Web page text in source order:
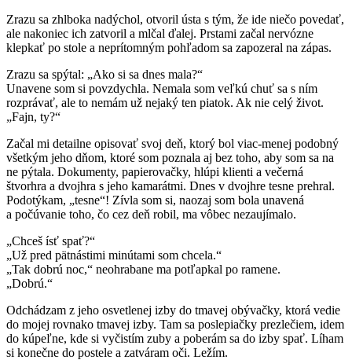
Zrazu sa zhlboka nadýchol, otvoril ústa s tým, že ide niečo povedať,
ale nakoniec ich zatvoril a mlčal ďalej. Prstami začal nervózne
klepkať po stole a neprítomným pohľadom sa zapozeral na zápas.
Zrazu sa spýtal: „Ako si sa dnes mala?“
Unavene som si povzdychla. Nemala som veľkú chuť sa s ním
rozprávať, ale to nemám už nejaký ten piatok. Ak nie celý život.
„Fajn, ty?“
Začal mi detailne opisovať svoj deň, ktorý bol viac-menej podobný
všetkým jeho dňom, ktoré som poznala aj bez toho, aby som sa na
ne pýtala. Dokumenty, papierovačky, hlúpi klienti a večerná
štvorhra a dvojhra s jeho kamarátmi. Dnes v dvojhre tesne prehral.
Podotýkam, „tesne“! Zívla som si, naozaj som bola unavená
a počúvanie toho, čo cez deň robil, ma vôbec nezaujímalo.
„Chceš ísť spať?“
„Už pred pätnástimi minútami som chcela.“
„Tak dobrú noc,“ neohrabane ma potľapkal po ramene.
„Dobrú.“
Odchádzam z jeho osvetlenej izby do tmavej obývačky, ktorá vedie
do mojej rovnako tmavej izby. Tam sa poslepiačky prezlečiem, idem
do kúpeľne, kde si vyčistím zuby a poberám sa do izby spať. Líham
si konečne do postele a zatváram oči. Ležím.